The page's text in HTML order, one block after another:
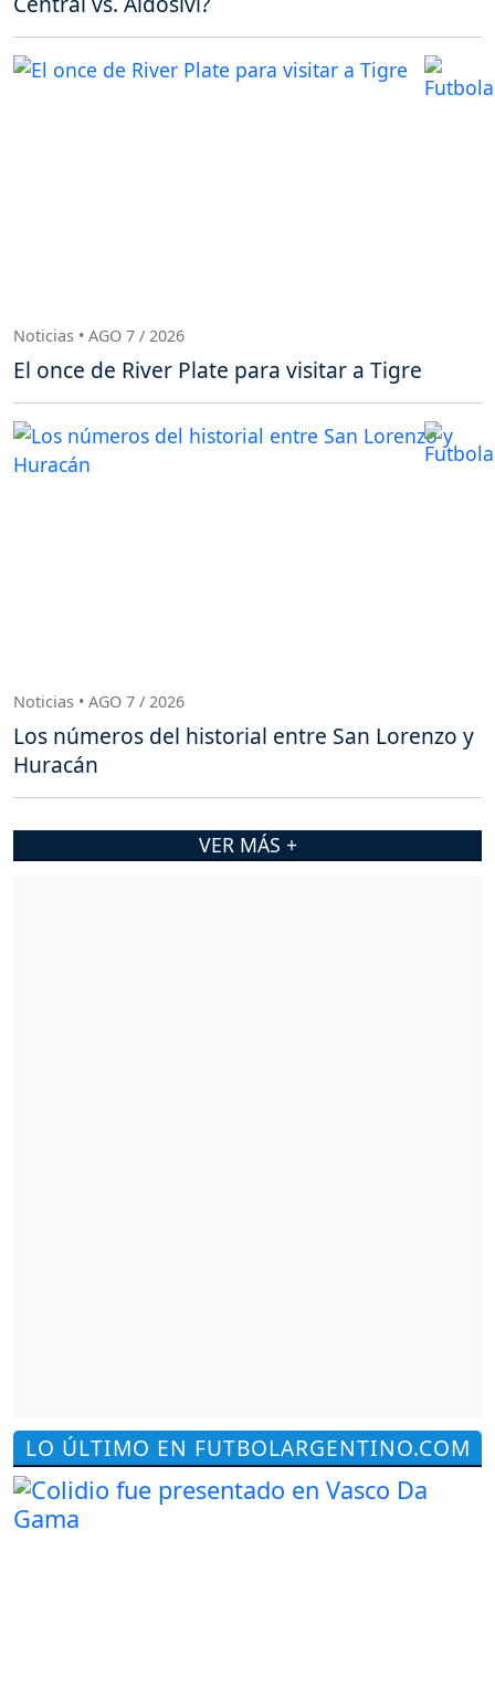
LO ÚLTIMO EN FUTBOLARGENTINO.COM
Noticias • AGO 7 / 2026
El once de River Plate para visitar a Tigre
Noticias • AGO 7 / 2026
Los números del historial entre San Lorenzo y
Huracán
VER MÁS +